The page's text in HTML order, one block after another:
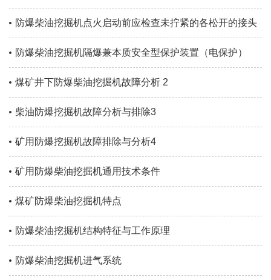
防爆柴油挖掘机点火启动前应检查未拧紧的各松开的接头
防爆柴油挖掘机隔爆兼本质安全型保护装置（电保护）
煤矿井下防爆柴油挖掘机故障分析 2
柴油防爆挖掘机故障分析与排除3
矿用防爆挖掘机故障排除与分析4
矿用防爆柴油挖掘机通用技术条件
煤矿防爆柴油挖掘机特点
防爆柴油挖掘机结构特征与工作原理
防爆柴油挖掘机进气系统